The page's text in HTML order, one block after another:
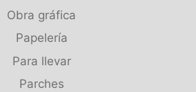
Obra gráfica
Papelería
Para llevar
Parches